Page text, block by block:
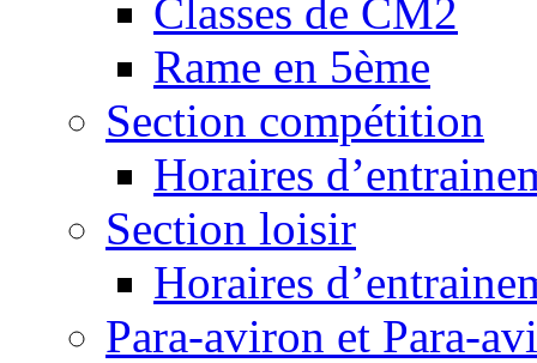
Classes de CM2
Rame en 5ème
Section compétition
Horaires
Section loisir
Horaires
Para-aviron et Para-